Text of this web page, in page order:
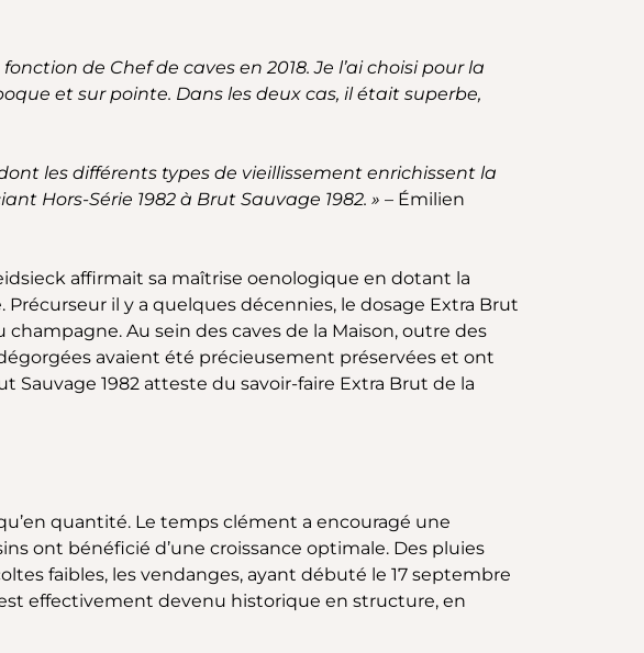
de Chef de caves en 2018. Je l’ai choisi pour la
et sur pointe. Dans les deux cas, il était superbe,
les différents types de vieillissement enrichissent la
Hors-Série 1982 à Brut Sauvage 1982. » – Émilien
affirmait sa maîtrise oenologique en dotant la
il y a quelques décennies, le dosage Extra Brut
Au sein des caves de la Maison, outre des
avaient été précieusement préservées et ont
Sauvage 1982 atteste du savoir-faire Extra Brut de la
quantité. Le temps clément a encouragé une
ont bénéficié d’une croissance optimale. Des pluies
faibles, les vendanges, ayant débuté le 17 septembre
effectivement devenu historique en structure, en